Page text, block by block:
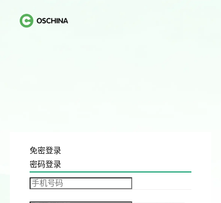
免密登录
密码登录